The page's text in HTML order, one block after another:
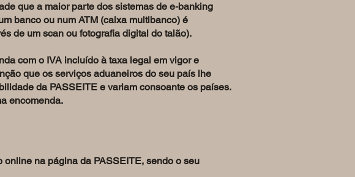
que a maior parte dos sistemas de e-banking
banco ou num ATM (caixa multibanco) é
de um scan ou fotografia digital do talão).
com o IVA incluído à taxa legal em vigor e
que os serviços aduaneiros do seu país lhe
da PASSEITE e variam consoante os países.
encomenda.
na página da PASSEITE, sendo o seu